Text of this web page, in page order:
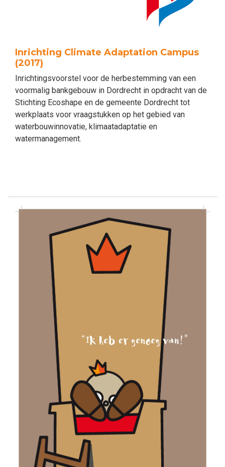
Inrichting Climate Adaptation Campus
(2017)
Inrichtingsvoorstel voor de herbestemming van een
voormalig bankgebouw in Dordrecht in opdracht van de
Stichting Ecoshape en de gemeente Dordrecht tot
werkplaats voor vraagstukken op het gebied van
waterbouwinnovatie, klimaatadaptatie en
watermanagement.